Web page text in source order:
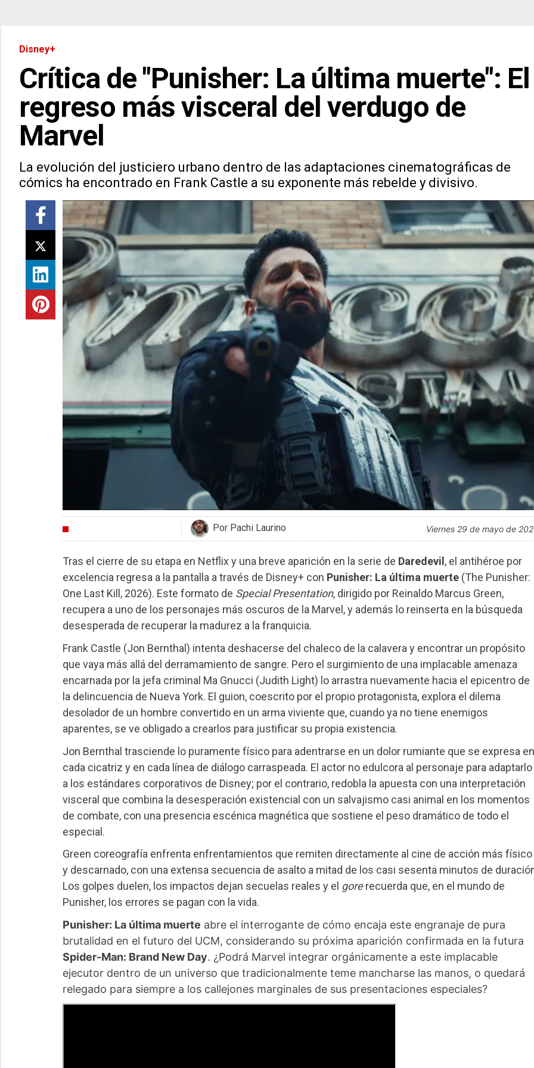
Disney+
Crítica de "Punisher: La última muerte": El
regreso más visceral del verdugo de
Marvel
La evolución del justiciero urbano dentro de las adaptaciones cinematográficas de
cómics ha encontrado en Frank Castle a su exponente más rebelde y divisivo.
Por Pachi Laurino viernes 29 de mayo de
Tras el cierre de su etapa en Netflix y una breve aparición en la serie de Daredevil , el antihéroe por
excelencia regresa a la pantalla a través de Disney+ con Punisher: La última muerte(The Punisher:
One Last Kill, 2026). Este formato de Special Presentation, dirigido por Reinaldo Marcus Green,
recupera a uno de los personajes más oscuros de la Marvel, y además lo reinserta en la búsqueda
desesperada de recuperar la madurez a la franquicia.
Frank Castle (Jon Bernthal) intenta deshacerse del chaleco de la calavera y encontrar un propósito
que vaya más allá del derramamiento de sangre. Pero el surgimiento de una implacable amenaza
encarnada por la jefa criminal Ma Gnucci (Judith Light) lo arrastra nuevamente hacia el epicentro de
la delincuencia de Nueva York. El guion, coescrito por el propio protagonista, explora el dilema
desolador de un hombre convertido en un arma viviente que, cuando ya no tiene enemigos
aparentes, se ve obligado a crearlos para justificar su propia existencia.
Jon Bernthal trasciende lo puramente físico para adentrarse en un dolor rumiante que se expresa en
cada cicatriz y en cada línea de diálogo carraspeada. El actor no edulcora al personaje para adaptarlo
a los estándares corporativos de Disney; por el contrario, redobla la apuesta con una interpretación
visceral que combina la desesperación existencial con un salvajismo casi animal en los momentos
de combate, con una presencia escénica magnética que sostiene el peso dramático de todo el
especial.
Green coreografía enfrenta enfrentamientos que remiten directamente al cine de acción más físico
y descarnado, con una extensa secuencia de asalto a mitad de los casi sesenta minutos de
Los golpes duelen, los impactos dejan secuelas reales y el gorerecuerda que, en el mundo de
Punisher, los errores se pagan con la vida.
Punisher: La última muerte abre el interrogante de cómo encaja este engranaje de pura
brutalidad en el futuro del UCM, considerando su próxima aparición confirmada en la futura
Spider-Man: Brand New Day. ¿Podrá Marvel integrar orgánicamente a este implacable
ejecutor dentro de un universo que tradicionalmente teme mancharse las manos, o quedará
relegado para siempre a los callejones marginales de sus presentaciones especiales?